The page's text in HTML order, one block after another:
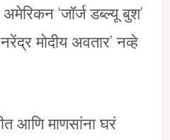
‘जाॅर्ज डब्ल्यू बुश’
मोदीय अवतार’ नव्हे
आणि माणसांना घरं